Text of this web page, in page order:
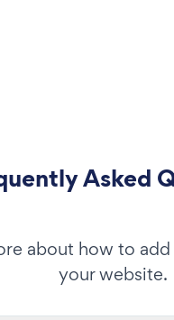
Asked
about how to
your website.